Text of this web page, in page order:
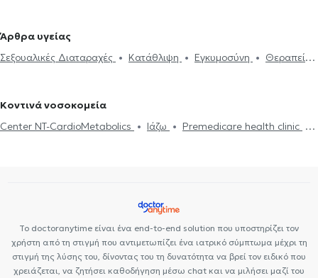
στον Βύρωνα
Ψυχολόγοι στα Εξάρχεια
και παιδιών
Ομαδική ψυχοθεραπεία
ενδυνάμωση
Συμβουλευτική φροντιστών ατόμων με άνοια
Life
Κρίση πανικού
Άρθρα υγείας
Σεξουαλικές Διαταραχές
Κατάθλιψη Εγκυμοσύνη
Θεραπεία
διαδίκτυο
ΔΕΠΥ Κρίση πανικού
Εθισμός
Τεστ επαγγελματικού προσανατολισμού
Κοντινά νοσοκομεία
Center NT-CardioMetabolics
Ιάζω
Premedicare health clinic
Το doctoranytime είναι ένα end-to-end solution που υποστηρίζει τον
χρήστη από τη στιγμή που αντιμετωπίζει ένα ιατρικό σύμπτωμα μέχρι τη
στιγμή της λύσης του, δίνοντας του τη δυνατότητα να βρεί τον ειδικό που
χρειάζεται, να ζητήσει καθοδήγηση μέσω chat και να μιλήσει μαζί του